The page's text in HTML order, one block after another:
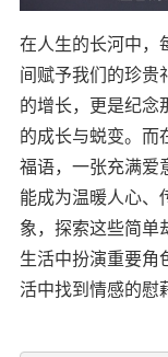
在人生的长河中，
间赋予我们的珍贵
的增长，更是纪念
的成长与蜕变。而
福语，一张充满爱
能成为温暖人心、
象，探索这些简单
生活中扮演重要角
活中找到情感的慰